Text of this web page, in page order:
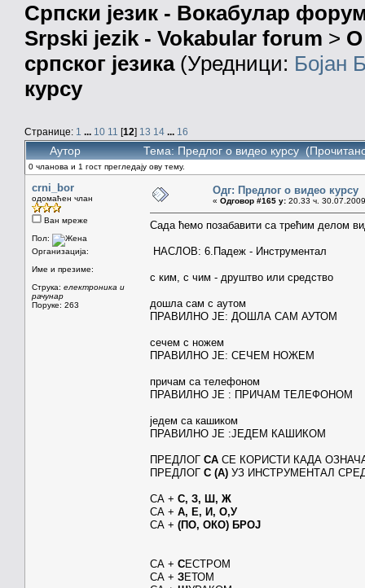
Српски језик - Вокабулар
Srpski jezik - Vokabular forum > О
српског језика(Уредници: Бојан
курсу
Странице: 1 ... 10 11 [12] 13 14 ... 16
Аутор Тема: Предлог о видео курсу
0 чланова и 1 гост прегледају ову тему.
crni_bor
одомаћен члан
Ван мреже
Пол:
Организација:
Име и презиме:
Струка: електроника и
рачунар
Поруке: 263
Одг: Предлог о видео курсу
« Одговор #165 у: 20.33 ч.
Сада ћемо позабавити са трећим делом
НАСЛОВ: 6.Падеж - Инструментал
с ким, с чим - друштво или средство
дошла сам с аутом
ПРАВИЛНО ЈЕ: ДОШЛА САМ АУТОМ
сечем с ножем
ПРАВИЛНО ЈЕ: СЕЧЕМ НОЖЕМ
причам са телефоном
ПРАВИЛНО ЈЕ : ПРИЧАМ ТЕЛЕФОНОМ
једем са кашиком
ПРАВИЛНО ЈЕ :ЈЕДЕМ КАШИКОМ
ПРЕДЛОГ СА СЕ КОРИСТИ КАДА
ПРЕДЛОГ С (А) УЗ ИНСТРУМЕНТАЛ
СА + С, З, Ш, Ж
СА + А, Е, И, О,У
СА + (ПО, ОКО) БРОЈ
СА + СЕСТРОМ
СА + ЗЕТОМ